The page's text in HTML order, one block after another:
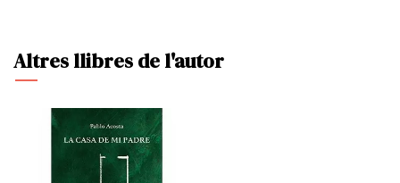
Altres llibres de l'autor